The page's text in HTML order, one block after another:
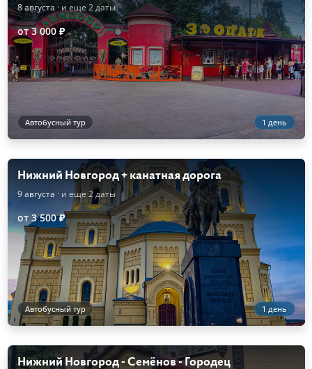
8 августа· и еще 2 даты
от 3 000 ₽
Автобусный тур 1 день
Нижний Новгород + канатная дорога
9 августа · и еще 2 даты
от 3 500 ₽
Автобусный тур 1 день
Нижний Новгород - Семёнов - Городец